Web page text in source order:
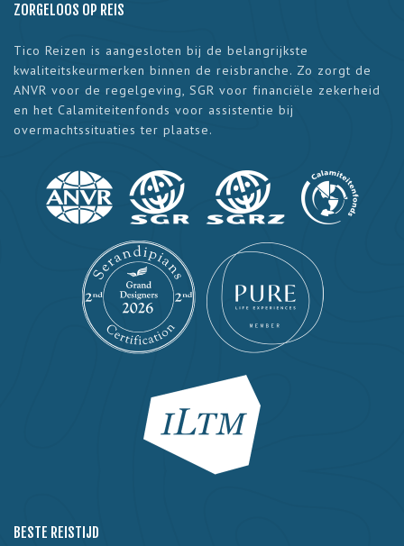
ZORGELOOS OP REIS
Tico Reizen is aangesloten bij de belangrijkste
kwaliteitskeurmerken binnen de reisbranche. Zo zorgt de
ANVR voor de regelgeving, SGR voor financiële zekerheid
en het Calamiteitenfonds voor assistentie bij
overmachtssituaties ter plaatse.
BESTE REISTIJD